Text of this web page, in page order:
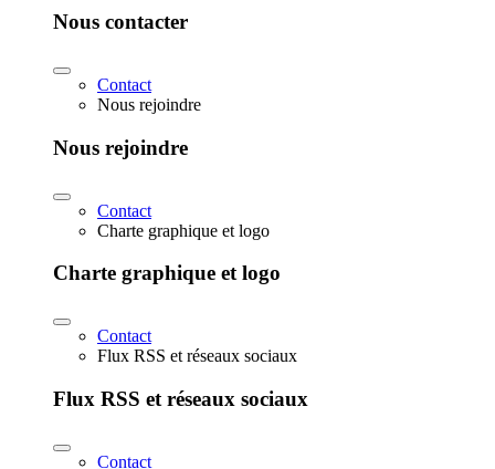
Nous contacter
Contact
Nous rejoindre
Nous rejoindre
Contact
Charte graphique et logo
Charte graphique et logo
Contact
Flux RSS et réseaux sociaux
Flux RSS et réseaux sociaux
Contact